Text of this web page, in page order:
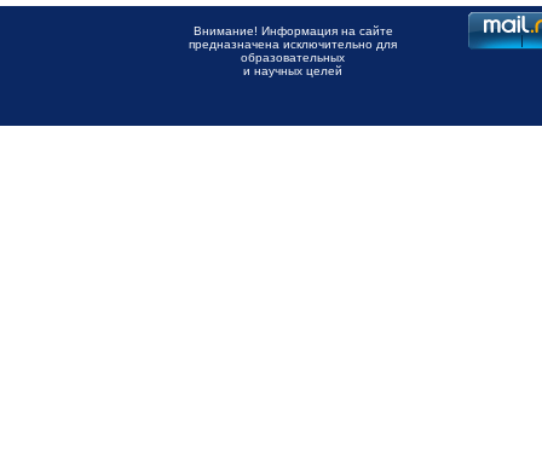
Внимание! Информация на сайте
предназначена исключительно для
образовательных
и научных целей